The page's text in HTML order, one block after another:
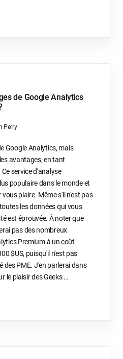
de Google Analytics
Perry
Google Analytics, mais
avantages, en tant
service d'analyse
populaire dans le monde et
plaire. Même s'il n'est pas
les données qui vous
est éprouvée. À noter que
pas des nombreux
Premium à un coût
$US, puisqu'il n'est pas
des PME. J'en parlerai dans
le plaisir des Geeks …